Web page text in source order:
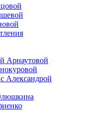
Арнаутовой
Александрой